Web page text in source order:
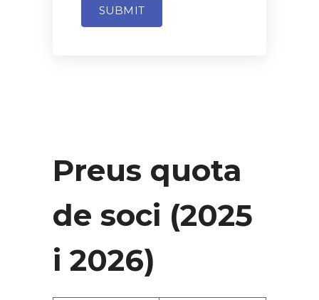
SUBMIT
Preus quota
de soci (2025
i 2026)